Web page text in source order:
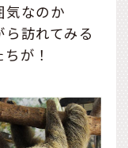
気なのか
訪れてみる
が！